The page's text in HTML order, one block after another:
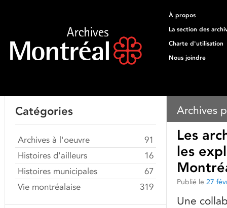
À propos
La section des
Charte d'utilisation
Nous joindre
Archives
Les
les
Publié le 27
Une
Catégories
Archives à l'oeuvre
91
Histoires d'ailleurs
16
Histoires municipales
67
Vie montréalaise
319